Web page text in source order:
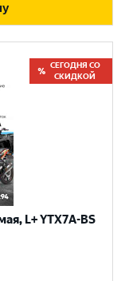
СЕГОДНЯ СО
СКИДКОЙ
L+ YTX7A-BS